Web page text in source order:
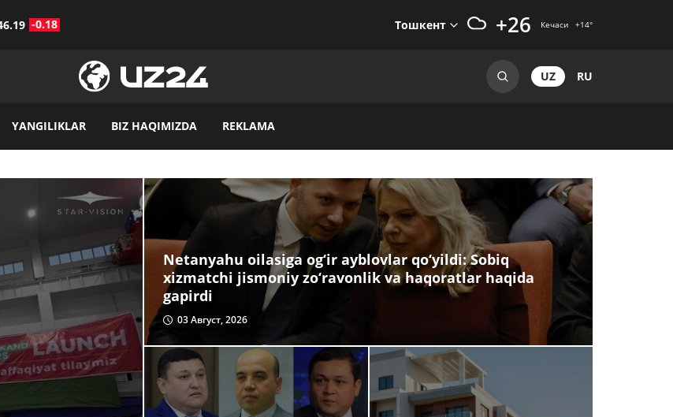
-0.18 Тошкент +26 Кечаси +14°
UZ RU
YANGILIKLAR BIZ HAQIMIZDA REKLAMA
Netanyahu oilasiga og‘ir ayblovlar qo‘yildi: Sobiq
xizmatchi jismoniy zo‘ravonlik va haqoratlar haqida
gapirdi
03 Август, 2026